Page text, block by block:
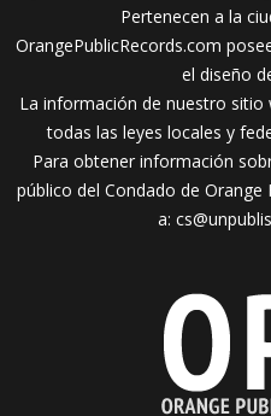
Pertenecen a la
OrangePublicRecords.com
el diseño
La información de nuestro
todas las leyes locales y
Para obtener información
público del Condado de
a: